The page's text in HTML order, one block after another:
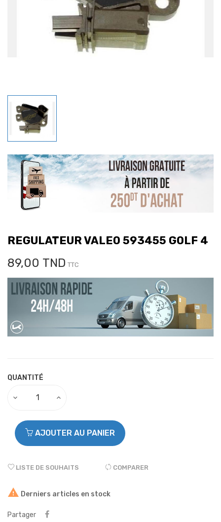
REGULATEUR VALEO 593455 GOLF 4
89,00 TND TTC
QUANTITÉ
AJOUTER AU PANIER
LISTE DE SOUHAITS COMPARER
 Derniers articles en stock
Partager